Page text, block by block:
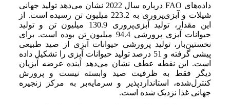
داده‌های FAO درباره سال 2022 نشان می‌دهد تولید جهانی
شیلات و آبزی‌پروری به 223.2 میلیون تن رسیده است. از
این مقدار، تولید آبزی‌پروری 130.9 میلیون تن و تولید
حیوانات آبزی پرورشی 94.4 میلیون تن بوده است. برای
نخستین‌بار، تولید پرورشی حیوانات آبزی از صید طبیعی
پیشی گرفته و 51 درصد تولید حیوانات آبزی را تشکیل داده
است. این نقطه عطف نشان می‌دهد آینده عرضه آبزیان
دیگر فقط به ظرفیت صید وابسته نیست و پرورش
کنترل‌شده، استانداردپذیر و سرمایه‌بر به مرکز زنجیره
جهانی غذا نزدیک شده است.